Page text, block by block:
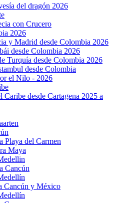
del dragón 2026
con Crucero
2026
y Madrid desde Colombia 2026
desde Colombia 2026
Turquía desde Colombia 2026
desde Colombia
el Nilo - 2026
Caribe desde Cartagena 2025 a
Playa del Carmen
Maya
Cancún
Cancún y México